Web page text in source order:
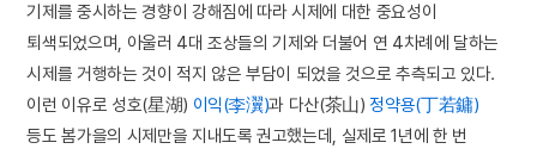
기제를 중시하는 경향이 강해짐에 따라 시제에 대한 중요성이
퇴색되었으며, 아울러 4대 조상들의 기제와 더불어 연 4차례에 달하는
시제를 거행하는 것이 적지 않은 부담이 되었을 것으로 추측되고 있다.
이런 이유로 성호(星湖) 이익(李瀷)과 다산(茶山) 정약용(丁若鏞)
등도 봄가을의 시제만을 지내도록 권고했는데, 실제로 1년에 한 번